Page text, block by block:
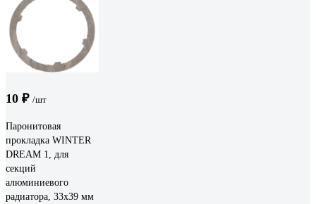
10 ₽ /шт
Паронитовая
прокладка WINTER
DREAM 1, для
секций
алюминиевого
радиатора, 33x39 мм